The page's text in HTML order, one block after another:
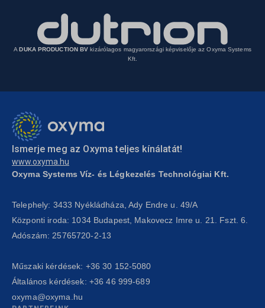
ADUKA PRODUCTION BV kizárólagos magyarországi képviselője az Oxyma Systems
Kft.
Ismerje meg az Oxyma teljes kínálatát!
www.oxyma.hu
Oxyma Systems Víz- és Légkezelés Technológiai Kft.
Telephely: 3433 Nyékládháza, Ady Endre u. 49/A
Központi iroda: 1034 Budapest, Makovecz Imre u. 21. Fszt. 6.
Adószám: 25765720-2-13
Műszaki kérdések: +36 30 152-5080
Általános kérdések: +36 46 999-689
oxyma@oxyma.hu